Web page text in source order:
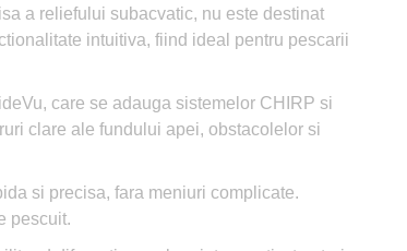
a reliefului subacvatic, nu este destinat
intuitiva, fiind ideal pentru pescarii
care se adauga sistemelor CHIRP si
clare ale fundului apei, obstacolelor si
si precisa, fara meniuri complicate.
pescuit.